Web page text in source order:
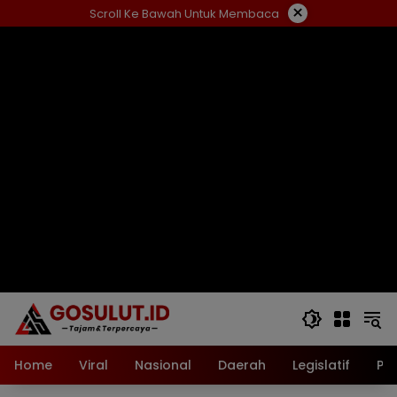
ke
Scroll Ke Bawah Untuk Membaca ×
Home Viral Nasional Daerah Legislatif